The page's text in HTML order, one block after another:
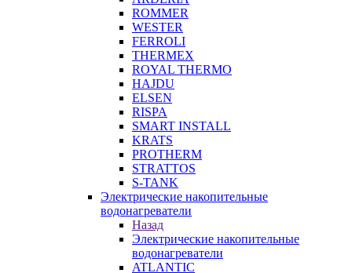
ROMMER
WESTER
FERROLI
THERMEX
ROYAL THERMO
HAJDU
ELSEN
RISPA
SMART INSTALL
KRATS
PROTHERM
STRATTOS
S-TANK
Электрические накопительные
водонагреватели
Назад
Электрические накопительные
водонагреватели
ATLANTIC